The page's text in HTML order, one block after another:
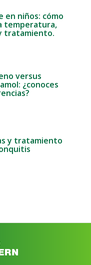
en niños: cómo
temperatura,
tratamiento.
versus
¿conoces
y tratamiento